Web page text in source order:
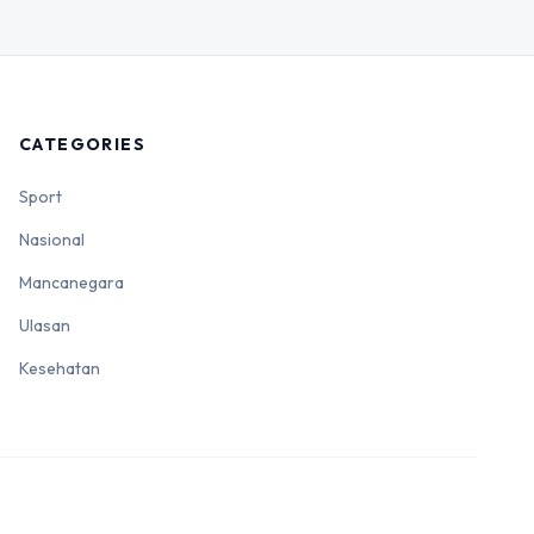
CATEGORIES
Sport
Nasional
Mancanegara
Ulasan
Kesehatan